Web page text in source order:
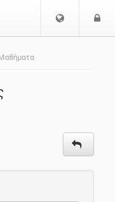
Επιλογή